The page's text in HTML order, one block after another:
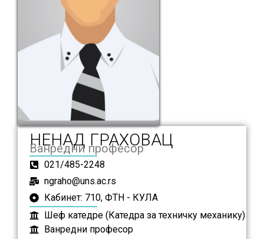
НЕНАД ГРАХОВАЦ
Ванредни професор
021/485-2248
ngraho@uns.ac.rs
Кабинет: 710, ФТН - КУЛА
Шеф катедре (Катедра за техничку механику)
Ванредни професор